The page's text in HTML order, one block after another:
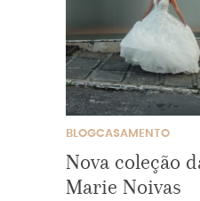
BLOGCASAMENTO
Nova coleção
Marie Noivas